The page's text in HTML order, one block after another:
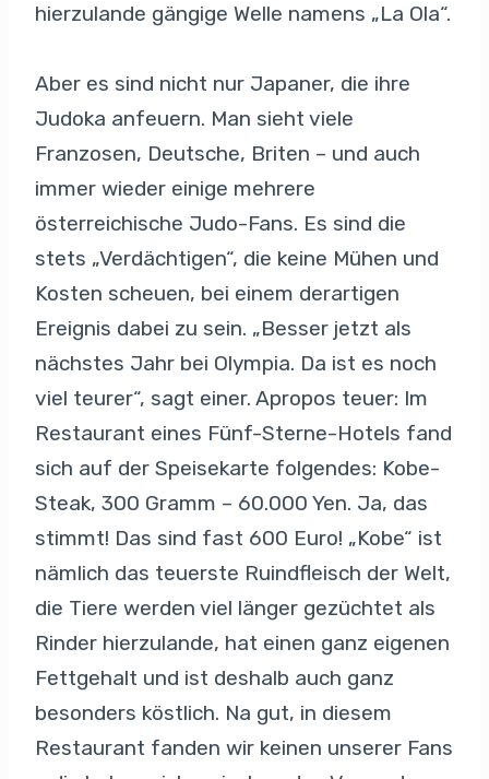
hierzulande gängige Welle namens „La Ola“.
Aber es sind nicht nur Japaner, die ihre
Judoka anfeuern. Man sieht viele
Franzosen, Deutsche, Briten – und auch
immer wieder einige mehrere
österreichische Judo-Fans. Es sind die
stets „Verdächtigen“, die keine Mühen und
Kosten scheuen, bei einem derartigen
Ereignis dabei zu sein. „Besser jetzt als
nächstes Jahr bei Olympia. Da ist es noch
viel teurer“, sagt einer. Apropos teuer: Im
Restaurant eines Fünf-Sterne-Hotels fand
sich auf der Speisekarte folgendes: Kobe-
Steak, 300 Gramm – 60.000 Yen. Ja, das
stimmt! Das sind fast 600 Euro! „Kobe“ ist
nämlich das teuerste Ruindfleisch der Welt,
die Tiere werden viel länger gezüchtet als
Rinder hierzulande, hat einen ganz eigenen
Fettgehalt und ist deshalb auch ganz
besonders köstlich. Na gut, in diesem
Restaurant fanden wir keinen unserer Fans